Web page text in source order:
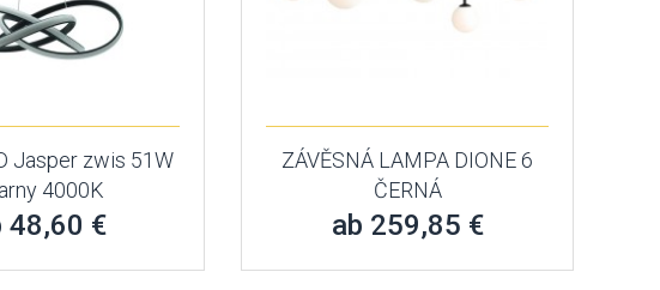
Jasper zwis 51W
4000K
48,60 €
ZÁVĚSNÁ LAMPA DIONE 6
ČERNÁ
ab 259,85 €